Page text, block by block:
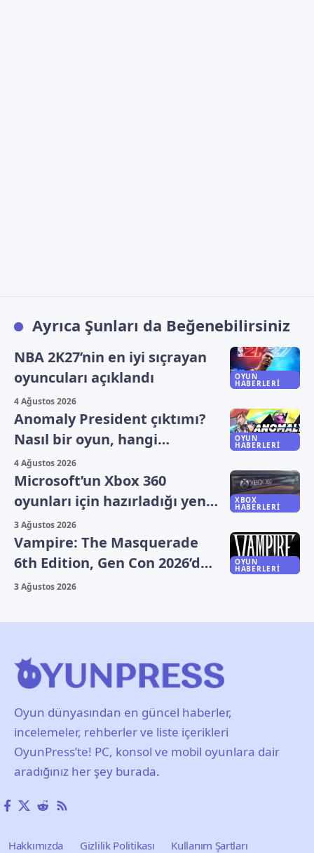
Ayrıca Şunları da Beğenebilirsiniz
OYUN
HABERLERI
NBA 2K27’nin en iyi sıçrayan
oyuncuları açıklandı
4 Ağustos 2026
OYUN
HABERLERI
Anomaly President çıktımı?
Nasıl bir oyun, hangi
platformlarda oynanıyor?
4 Ağustos 2026
XBOX
HABERLERI
Microsoft’un Xbox 360
oyunları için hazırladığı yeni
plan sızdı
3 Ağustos 2026
OYUN
HABERLERI
Vampire: The Masquerade
6th Edition, Gen Con 2026’da
duyuruldu
3 Ağustos 2026
Oyun dünyasından en güncel haberler,
incelemeler, rehberler ve liste içerikleri
OyunPress’te! PC, konsol ve mobil oyunlara dair
aradığınız her şey burada.
Hakkımızda Gizlilik Politikası
Kullanım Şartları